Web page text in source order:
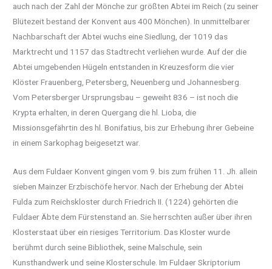
auch nach der Zahl der Mönche zur größten Abtei im Reich (zu seiner
Blütezeit bestand der Konvent aus 400 Mönchen). In unmittelbarer
Nachbarschaft der Abtei wuchs eine Siedlung, der 1019 das
Marktrecht und 1157 das Stadtrecht verliehen wurde. Auf der die
Abtei umgebenden Hügeln entstanden in Kreuzesform die vier
Klöster Frauenberg, Petersberg, Neuenberg und Johannesberg.
Vom Petersberger Ursprungsbau – geweiht 836 – ist noch die
Krypta erhalten, in deren Quergang die hl. Lioba, die
Missionsgefährtin des hl. Bonifatius, bis zur Erhebung ihrer Gebeine
in einem Sarkophag beigesetzt war.
Aus dem Fuldaer Konvent gingen vom 9. bis zum frühen 11. Jh. allein
sieben Mainzer Erzbischöfe hervor. Nach der Erhebung der Abtei
Fulda zum Reichskloster durch Friedrich II. (1224) gehörten die
Fuldaer Äbte dem Fürstenstand an. Sie herrschten außer über ihren
Klosterstaat über ein riesiges Territorium. Das Kloster wurde
berühmt durch seine Bibliothek, seine Malschule, sein
Kunsthandwerk und seine Klosterschule. Im Fuldaer Skriptorium